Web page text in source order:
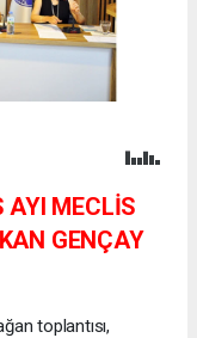
AYI MECLİS
GENÇAY
toplantısı,